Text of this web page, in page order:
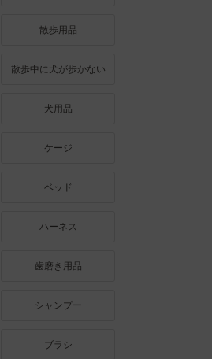
散歩用品
散歩中に犬が歩かない
犬用品
ケージ
ベッド
ハーネス
歯磨き用品
シャンプー
ブラシ